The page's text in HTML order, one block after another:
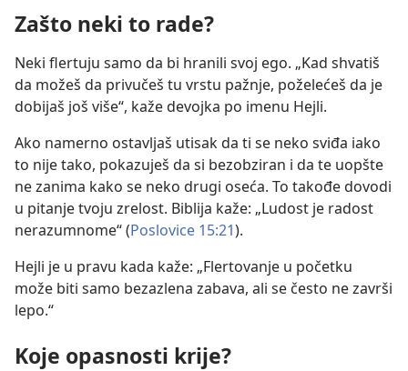
Zašto neki to rade?
Neki flertuju samo da bi hranili svoj ego. „Kad shvatiš
da možeš da privučeš tu vrstu pažnje, poželećeš da je
dobijaš još više“, kaže devojka po imenu Hejli.
Ako namerno ostavljaš utisak da ti se neko sviđa iako
to nije tako, pokazuješ da si bezobziran i da te uopšte
ne zanima kako se neko drugi oseća. To takođe dovodi
u pitanje tvoju zrelost. Biblija kaže: „Ludost je radost
nerazumnome“ (Poslovice 15:21).
Hejli je u pravu kada kaže: „Flertovanje u početku
može biti samo bezazlena zabava, ali se često ne završi
lepo.“
Koje opasnosti krije?